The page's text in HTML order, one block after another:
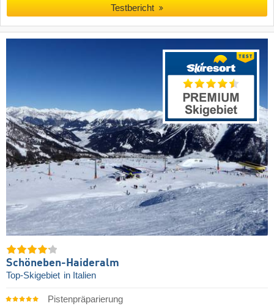
Testbericht
Schöneben-Haideralm
Top-Skigebiet in Italien
Pistenpräparierung